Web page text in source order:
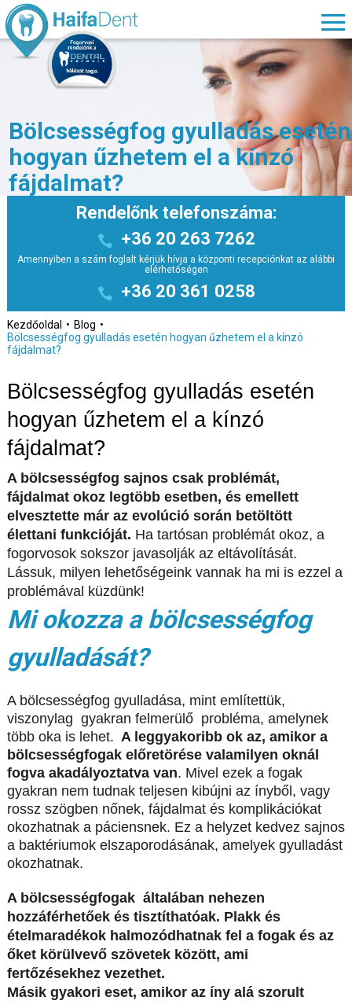
Bölcsességfog gyulladás esetén
hogyan űzhetem el a kínzó
fájdalmat?
Rendelőnk telefonszáma:
+36 20 263 7262
Amennyiben a szám foglalt kérjük hívja a központi recepciónkat az alábbi
elérhetőségen
+36 20 361 0258
Kezdőoldal
Blog
Bölcsességfog gyulladás esetén hogyan űzhetem el a kínzó
fájdalmat?
Bölcsességfog gyulladás esetén
hogyan űzhetem el a kínzó
fájdalmat?
A bölcsességfog sajnos csak problémát,
fájdalmat okoz legtöbb esetben, és emellett
elvesztette már az evolúció során betöltött
élettani funkcióját. Ha tartósan problémát okoz, a
fogorvosok sokszor javasolják az eltávolítását.
Lássuk, milyen lehetőségeink vannak ha mi is ezzel a
problémával küzdünk!
Mi okozza a bölcsességfog
gyulladását?
A bölcsességfog gyulladása, mint említettük,
viszonylag gyakran felmerülő probléma, amelynek
több oka is lehet. A leggyakoribb ok az, amikor a
bölcsességfogak előretörése valamilyen oknál
fogva akadályoztatva van. Mivel ezek a fogak
gyakran nem tudnak teljesen kibújni az ínyből, vagy
rossz szögben nőnek, fájdalmat és komplikációkat
okozhatnak a páciensnek. Ez a helyzet kedvez sajnos
a baktériumok elszaporodásának, amelyek gyulladást
okozhatnak.
A bölcsességfogak általában nehezen
hozzáférhetőek és tisztíthatóak. Plakk és
ételmaradékok halmozódhatnak fel a fogak és az
őket körülvevő szövetek között, ami
fertőzésekhez vezethet.
Másik gyakori eset, amikor az íny alá szorult